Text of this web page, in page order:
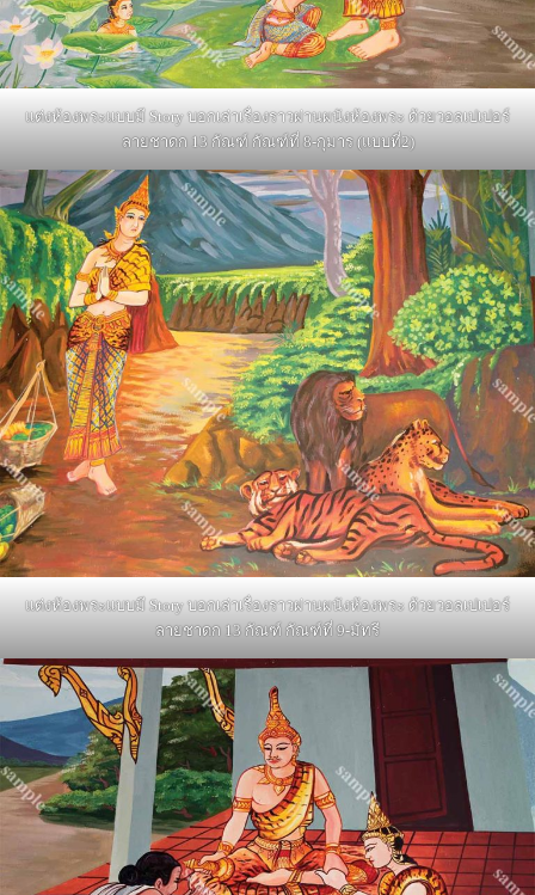
แต่งห้องพระแบบมี Story บอกเล่าเรื่องราวผ่านผนังห้องพระ ด้วยวอลเปเปอร์
ลายชาดก 13 กัณฑ์ กัณฑ์ที่ 8-กุมาร (แบบที่2)
แต่งห้องพระแบบมี Story บอกเล่าเรื่องราวผ่านผนังห้องพระ ด้วยวอลเปเปอร์
ลายชาดก 13 กัณฑ์ กัณฑ์ที่ 9-มัทรี